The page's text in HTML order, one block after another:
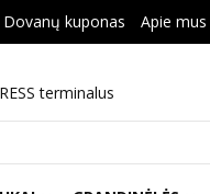
Dovanų kuponas Apie mus
terminalus